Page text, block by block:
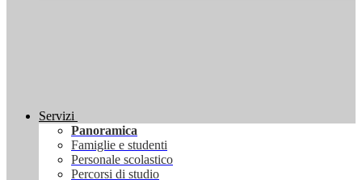
Servizi
Panoramica
Famiglie e studenti
Personale scolastico
Percorsi di studio